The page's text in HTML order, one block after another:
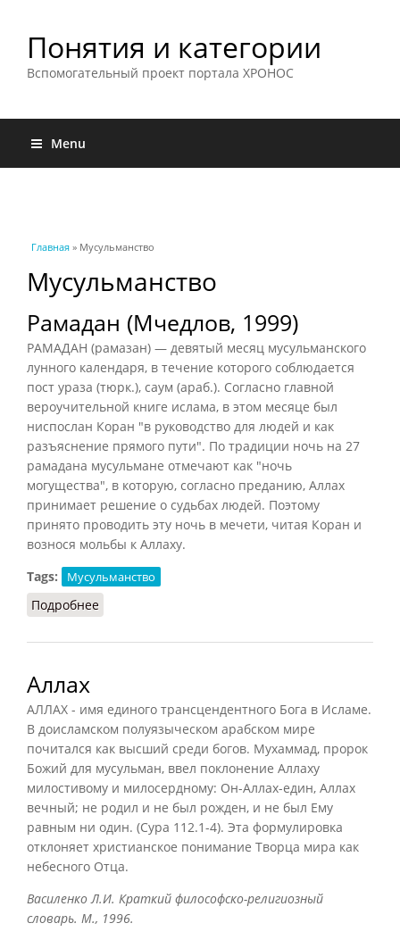
Понятия и категории
Вспомогательный проект портала ХРОНОС
Menu
Вы здесь
Главная » Мусульманство
Мусульманство
Рамадан (Мчедлов, 1999)
РАМАДАН (рамазан) — девятый месяц мусульманского
лунного календаря, в течение которого соблюдается
пост ураза (тюрк.), саум (араб.). Согласно главной
вероучительной книге ислама, в этом месяце был
ниспослан Коран "в руководство для людей и как
разъяснение прямого пути". По традиции ночь на 27
рамадана мусульмане отмечают как "ночь
могущества", в которую, согласно преданию, Аллах
принимает решение о судьбах людей. Поэтому
принято проводить эту ночь в мечети, читая Коран и
вознося мольбы к Аллаху.
Tags:
Мусульманство
Подробнее
Аллах
АЛЛАХ - имя единого трансцендентного Бога в Исламе.
В доисламском полуязыческом арабском мире
почитался как высший среди богов. Мухаммад, пророк
Божий для мусульман, ввел поклонение Аллаху
милостивому и милосердному: Он-Аллах-един, Аллах
вечный; не родил и не был рожден, и не был Ему
равным ни один. (Сура 112.1-4). Эта формулировка
отклоняет христианское понимание Творца мира как
небесного Отца.
Василенко Л.И. Краткий философско-религиозный
словарь. М., 1996.